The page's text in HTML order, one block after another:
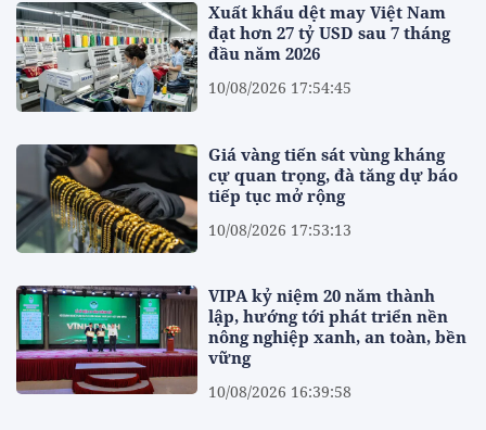
Xuất khẩu dệt may Việt Nam
đạt hơn 27 tỷ USD sau 7 tháng
đầu năm 2026
10/08/2026 17:54:45
Giá vàng tiến sát vùng kháng
cự quan trọng, đà tăng dự báo
tiếp tục mở rộng
10/08/2026 17:53:13
VIPA kỷ niệm 20 năm thành
lập, hướng tới phát triển nền
nông nghiệp xanh, an toàn, bền
vững
10/08/2026 16:39:58